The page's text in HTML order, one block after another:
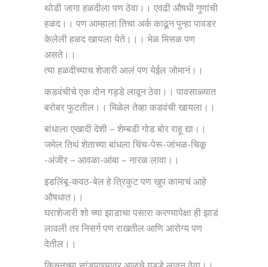
थोडी जागा हळदीला पण ठेवा।। एवढी औषधी गुणांची
हळद।। पण आम्हाला तिचा अर्क काढून पुन्हा पावडर
केलेली हळद खायला येते।।। भेळ मिसळ पण
असते।।
त्या हळदीच्याच शेजारी आलं पण येईल जोमानं।।
कडवंचीचे एक दोन गड्डे लावून ठेवा।। पावसाळ्यात
बरोबर फुटतील।। मिळेल तेव्हा कडवंची खायला।।
बांधाला एखादी देशी – शेम्बडी गोड बोर राहू द्या।।
जमेल तिथं शेताच्या बांधला चिंच-पेरू-जांभळ-चिकू
-अंजीर – आवळा-आंबा – नारळ लावा।।
इडलिंबू-कवठ-बेल हे त्रिकुट पण खुप कामाचं आहे
औषधात।।
घराशेजारी शो च्या झाडाचा पसारा करण्यापेक्षा ही झाडं
लावली तर निसर्ग पण राखतील आणि आरोग्य पण
देतील।।